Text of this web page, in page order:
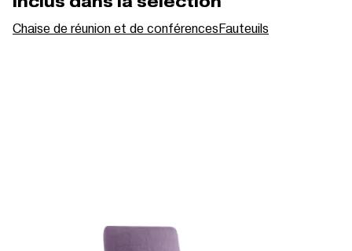
Chaise de réunion et de conférencesFauteuils